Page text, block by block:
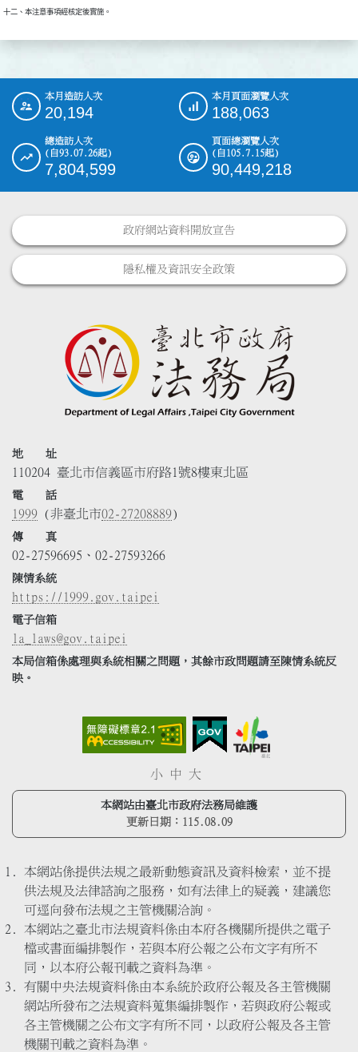
十二、本注意事項經核定後實施。
::: 本月造訪人次
20,194
本月頁面瀏覽人次
188,063
總造訪人次
(自93.07.26起)
7,804,599
頁面總瀏覽人次
(自105.7.15起)
90,449,218
政府網站資料開放宣告
隱私權及資訊安全政策
地 址
110204 臺北市信義區市府路1號8樓東北區
電 話
1999 (非臺北市02-27208889)
傳 真
02-27596695、02-27593266
陳情系統
https://1999.gov.taipei
電子信箱
la_laws@gov.taipei
本局信箱係處理與系統相關之問題，其餘市政問題請至陳情系統反
映。
小 中 大
本網站由臺北市政府法務局維護
更新日期： 115.08.09
本網站係提供法規之最新動態資訊及資料檢索，並不提
供法規及法律諮詢之服務，如有法律上的疑義，建議您
可逕向發布法規之主管機關洽詢。
本網站之臺北市法規資料係由本府各機關所提供之電子
檔或書面編排製作，若與本府公報之公布文字有所不
同，以本府公報刊載之資料為準。
有關中央法規資料係由本系統於政府公報及各主管機關
網站所發布之法規資料蒐集編排製作，若與政府公報或
各主管機關之公布文字有所不同，以政府公報及各主管
機關刊載之資料為準。